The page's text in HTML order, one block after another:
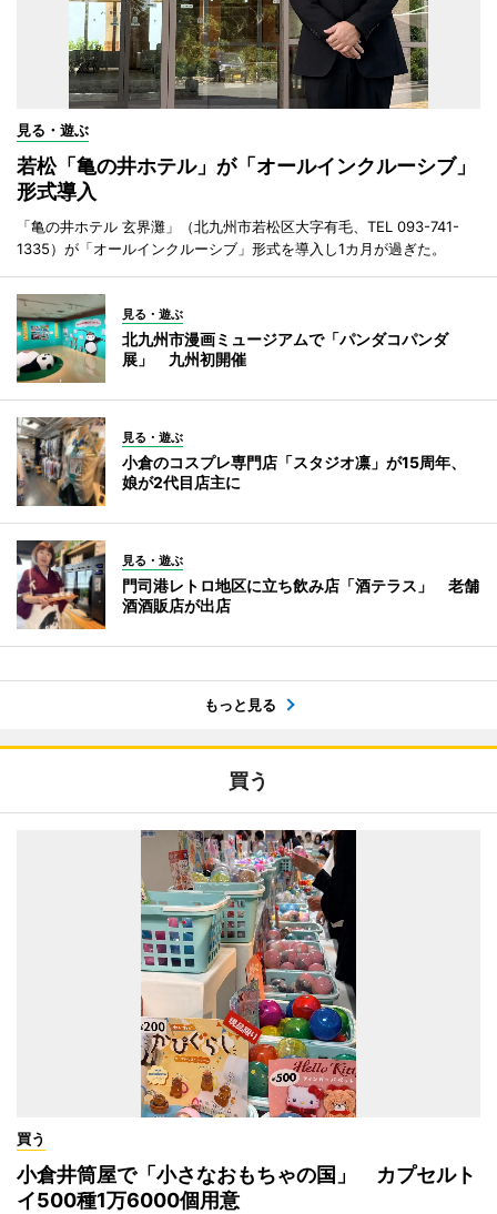
見る・遊ぶ
若松「亀の井ホテル」が「オールインクルーシブ」
形式導入
「亀の井ホテル 玄界灘」（北九州市若松区大字有毛、TEL 093-741-
1335）が「オールインクルーシブ」形式を導入し1カ月が過ぎた。
見る・遊ぶ
北九州市漫画ミュージアムで「パンダコパンダ
展」 九州初開催
見る・遊ぶ
小倉のコスプレ専門店「スタジオ凛」が15周年、
娘が2代目店主に
見る・遊ぶ
門司港レトロ地区に立ち飲み店「酒テラス」 老舗
酒酒販店が出店
もっと見る
買う
買う
小倉井筒屋で「小さなおもちゃの国」 カプセルト
イ500種1万6000個用意